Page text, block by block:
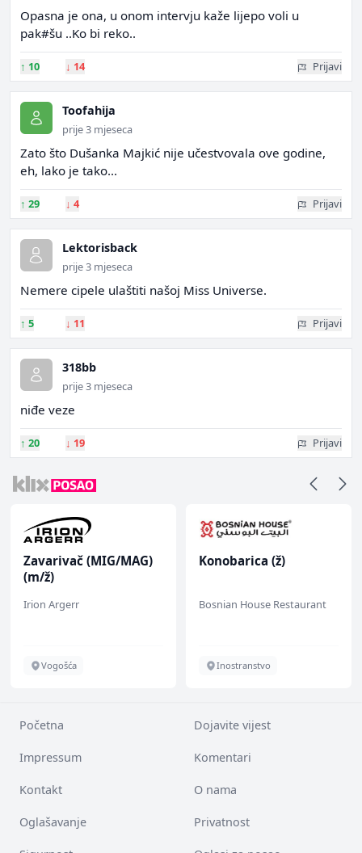
Opasna je ona, u onom intervju kaže lijepo voli u
pak#šu ..Ko bi reko..
↑ 10 ↓ 14 Prijavi
Toofahija
prije 3 mjeseca
Zato što Dušanka Majkić nije učestvovala ove godine,
eh, lako je tako...
↑ 29 ↓ 4 Prijavi
Lektorisback
prije 3 mjeseca
Nemere cipele ulaštiti našoj Miss Universe.
↑ 5 ↓ 11 Prijavi
318bb
prije 3 mjeseca
niđe veze
↑ 20 ↓ 19 Prijavi
Zavarivač (MIG/MAG)
(m/ž)
Irion Argerr
Vogošća
Konobarica (ž)
Bosnian House Restaurant
Inostranstvo
Početna Dojavite vijest
Impressum Komentari
Kontakt O nama
Oglašavanje Privatnost